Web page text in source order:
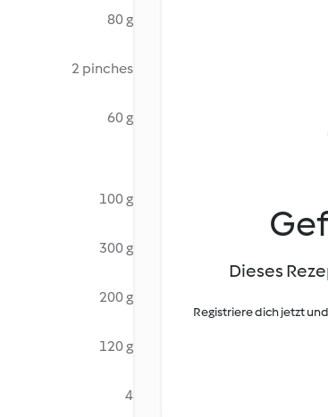
80 g
2 pinches
60 g
100 g
300 g
200 g
120 g
4
Dieses
Registriere dich jetzt